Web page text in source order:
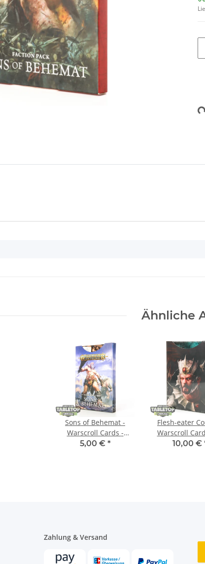
Ähnliche
Sons of Behemat -
Warscroll Cards -
englisch
5,00 € *
Flesh-eater
Warscroll
Edition -
10,00 €
Zahlung & Versand